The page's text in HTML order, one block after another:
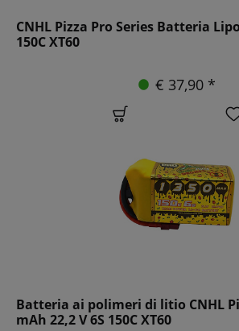
CNHL Pizza Pro Series Batteria
150C XT60
€ 37,90 *
Batteria ai polimeri di litio CNHL
mAh 22,2 V 6S 150C XT60